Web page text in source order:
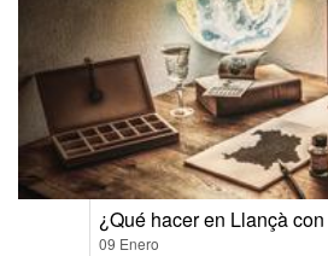
¿Qué hacer en Llançà
09 Enero